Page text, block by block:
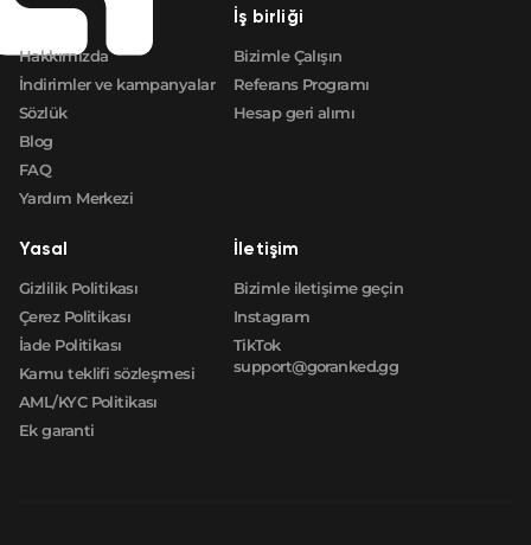
FN
Şirket
Hakkımızda
İndirimler ve kampanyalar
Sözlük
Blog
FAQ
Yardım Merkezi
İş birliği
Bizimle Çalışın
Referans Programı
Hesap geri alımı
Yasal
Gizlilik Politikası
Çerez Politikası
İade Politikası
Kamu teklifi sözleşmesi
AML/KYC Politikası
Ek garanti
İletişim
Bizimle iletişime geçin
Instagram
TikTok
support@goranked.gg